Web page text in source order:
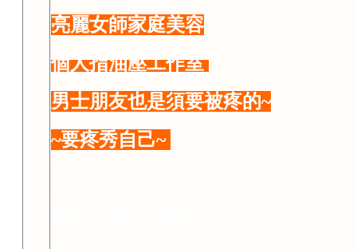
亮麗女師家庭美容
個人指油壓工作室
男士朋友也是須要被疼的~
~要疼秀自己~